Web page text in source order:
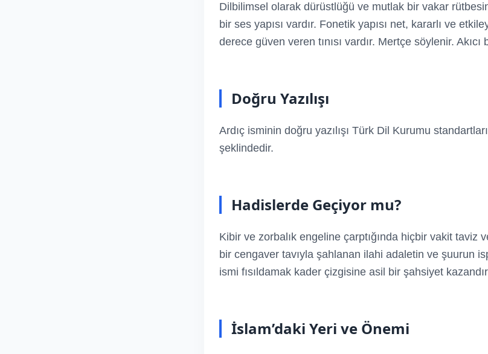
Dilbilimsel olarak dürüstlüğü ve mutlak bir vakar
bir ses yapısı vardır. Fonetik yapısı net, kararlı ve
derece güven veren tınısı vardır. Mertçe söylenir. Akıcı
Doğru Yazılışı
Ardıç isminin doğru yazılışı Türk Dil Kurumu
şeklindedir.
Hadislerde Geçiyor mu?
Kibir ve zorbalık engeline çarptığında hiçbir vakit taviz
bir cengaver tavıyla şahlanan ilahi adaletin ve şuurun
ismi fısıldamak kader çizgisine asil bir şahsiyet
İslam’daki Yeri ve Önemi